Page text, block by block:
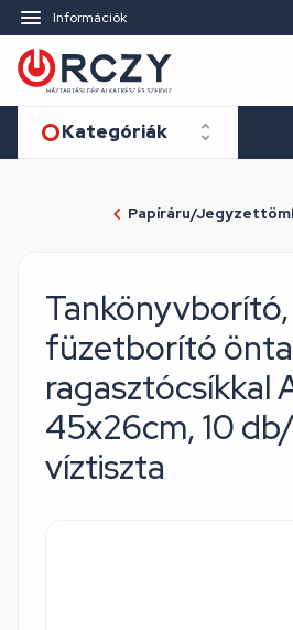
Információk
Kategóriák
Papíráru/
Tankönyvborító,
füzetborító
ragasztócsíkkal
45x26cm, 10
víztiszta